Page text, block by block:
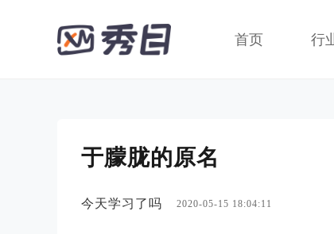
首页 行
于朦胧的原名
今天学习了吗 2020-05-15 18:04:11